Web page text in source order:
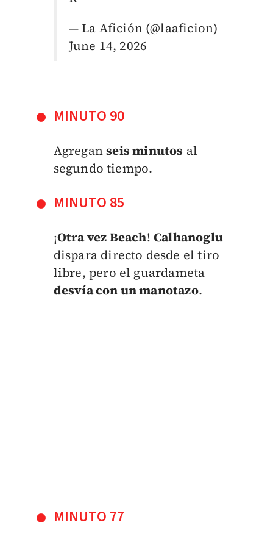
— La Afición (@laaficion)
June 14, 2026
MINUTO 90
Agreganseis minutos al
segundo tiempo.
MINUTO 85
¡Otra vez Beach! Calhanoglu
dispara directo desde el tiro
libre, pero el guardameta
desvía con un manotazo.
MINUTO 77